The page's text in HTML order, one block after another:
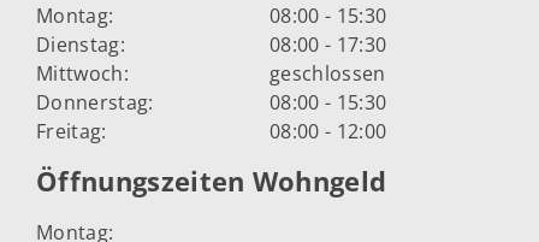
Montag:
08:00 - 15:30
Dienstag:
08:00 - 17:30
Mittwoch:
geschlossen
Donnerstag:
08:00 - 15:30
Freitag:
08:00 - 12:00
Öffnungszeiten Wohngeld
Montag: